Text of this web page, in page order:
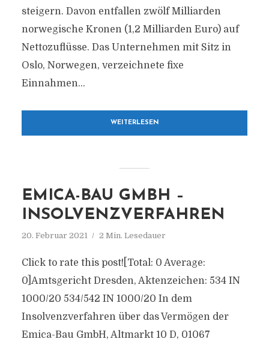
steigern. Davon entfallen zwölf Milliarden
norwegische Kronen (1,2 Milliarden Euro) auf
Nettozuflüsse. Das Unternehmen mit Sitz in
Oslo, Norwegen, verzeichnete fixe
Einnahmen...
WEITERLESEN
EMICA-BAU GMBH –
INSOLVENZVERFAHREN
20. Februar 2021 2 Min. Lesedauer
Click to rate this post![Total: 0 Average:
0]Amtsgericht Dresden, Aktenzeichen: 534 IN
1000/20 534/542 IN 1000/20 In dem
Insolvenzverfahren über das Vermögen der
Emica-Bau GmbH, Altmarkt 10 D, 01067